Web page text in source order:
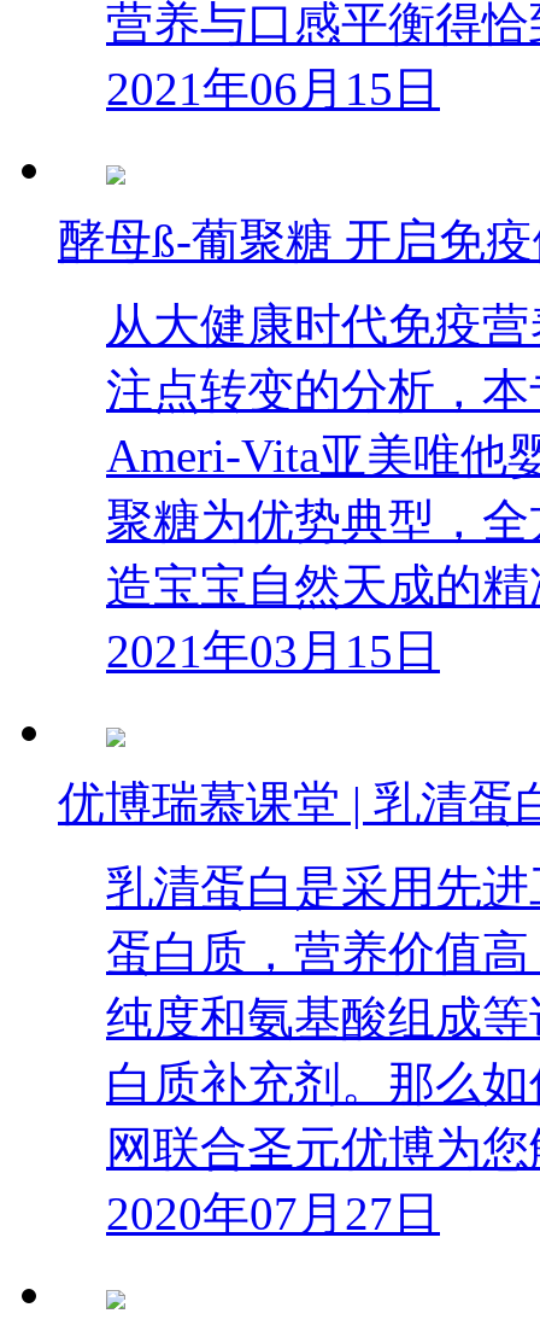
营养与口感平衡得
2021年06月15日
酵母ß-葡聚糖 开启免
从大健康时代免疫
注点转变的分析，
Ameri-Vita亚美唯他
聚糖为优势典型，
造宝宝自然天成的
2021年03月15日
优博瑞慕课堂 | 乳清蛋
乳清蛋白是采用先
蛋白质，营养价值
纯度和氨基酸组成
白质补充剂。那么
网联合圣元优博为
2020年07月27日